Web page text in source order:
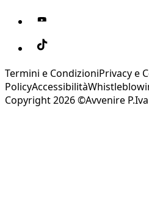
Termini e CondizioniPrivacy e
PolicyAccessibilità
Copyright 2026 ©Avvenire